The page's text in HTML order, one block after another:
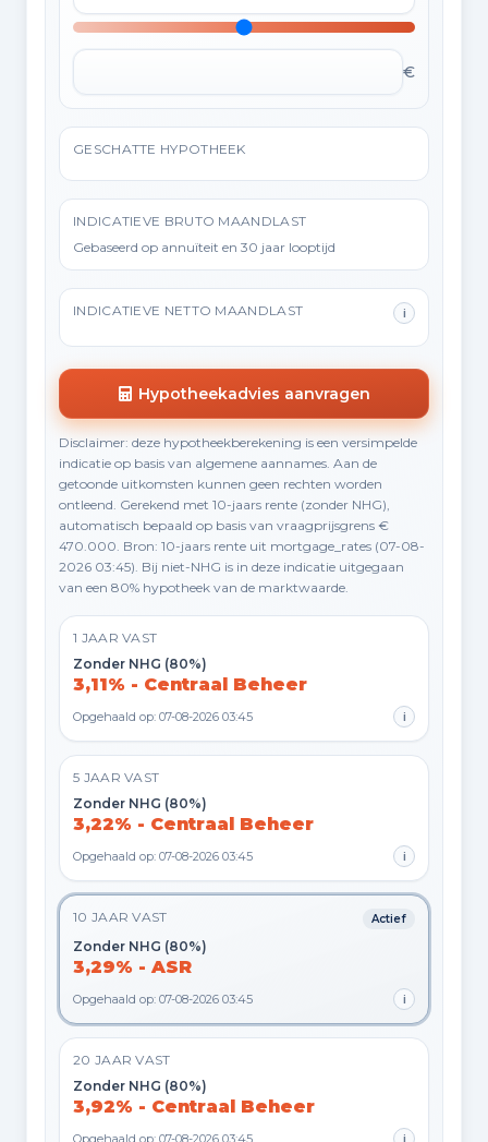
€
GESCHATTE HYPOTHEEK
INDICATIEVE BRUTO MAANDLAST
Gebaseerd op annuïteit en 30 jaar looptijd
INDICATIEVE NETTO MAANDLAST i
Hypotheekadvies aanvragen
Disclaimer: deze hypotheekberekening is een versimpelde
indicatie op basis van algemene aannames. Aan de
getoonde uitkomsten kunnen geen rechten worden
ontleend. Gerekend met 10-jaars rente (zonder NHG),
automatisch bepaald op basis van vraagprijsgrens €
470.000. Bron: 10-jaars rente uit mortgage_rates (07-08-
2026 03:45). Bij niet-NHG is in deze indicatie uitgegaan
van een 80% hypotheek van de marktwaarde.
1 JAAR VAST
Zonder NHG (80%)
3,11% - Centraal Beheer
Opgehaald op: 07-08-2026 03:45 i
5 JAAR VAST
Zonder NHG (80%)
3,22% - Centraal Beheer
Opgehaald op: 07-08-2026 03:45 i
10 JAAR VAST Actief
Zonder NHG (80%)
3,29% - ASR
Opgehaald op: 07-08-2026 03:45 i
20 JAAR VAST
Zonder NHG (80%)
3,92% - Centraal Beheer
Opgehaald op: 07-08-2026 03:45 i